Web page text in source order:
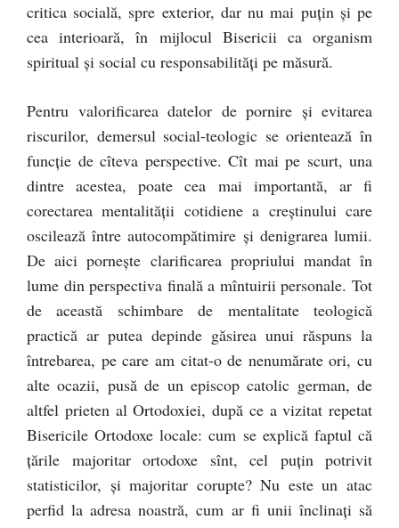
critica socială, spre exterior, dar nu mai puţin şi pe
cea interioară, în mijlocul Bisericii ca organism
spiritual şi social cu responsabilităţi pe măsură.
Pentru valorificarea datelor de pornire şi evitarea
riscurilor, demersul social-teologic se orientează în
funcţie de cîteva perspective. Cît mai pe scurt, una
dintre acestea, poate cea mai importantă, ar fi
corectarea mentalităţii cotidiene a creştinului care
oscilează între autocompătimire şi denigrarea lumii.
De aici porneşte clarificarea propriului mandat în
lume din perspectiva finală a mîntuirii personale. Tot
de această schimbare de mentalitate teologică
practică ar putea depinde găsirea unui răspuns la
întrebarea, pe care am citat-o de nenumărate ori, cu
alte ocazii, pusă de un episcop catolic german, de
altfel prieten al Ortodoxiei, după ce a vizitat repetat
Bisericile Ortodoxe locale: cum se explică faptul că
ţările majoritar ortodoxe sînt, cel puţin potrivit
statisticilor, şi majoritar corupte? Nu este un atac
perfid la adresa noastră, cum ar fi unii înclinaţi să